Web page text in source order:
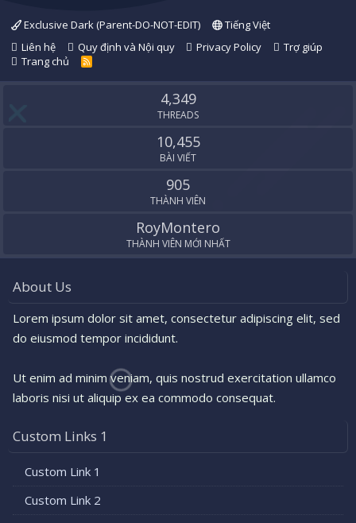
Exclusive Dark (Parent-DO-NOT-EDIT)
Tiếng Việt
Liên hệ
Quy định và Nội quy Privacy Policy
Trợ giúp
Trang chủ
R
S
4,349
THREADS
10,455
BÀI VIẾT
905
THÀNH VIÊN
RoyMontero
THÀNH VIÊN MỚI NHẤT
About Us
Lorem ipsum dolor sit amet, consectetur adipiscing elit, sed
do eiusmod tempor incididunt.
Ut enim ad minim veniam, quis nostrud exercitation ullamco
laboris nisi ut aliquip ex ea commodo consequat.
Custom Links 1
Custom Link 1
Custom Link 2